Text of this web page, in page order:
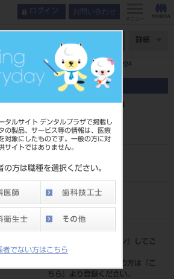
タルサイト デンタルプラザで掲載し
の製品、サービス等の情報は、医療
対象にしたものです。一般の方に対
サイトではありません。
の方は職種を選択ください。
者でない方はこちら
ログイン お問い合わせ
メニュー
詳細
C&B ボディオペーク OA3 2ML #2224
合わせ
ィオペーク OA3 2ML #2224
202420224
JAN/EANコード
標準価格
ログイン
』してご
覧ください。
ネット会員登録がまだの方は『
こ
ちら
』より登録ください。